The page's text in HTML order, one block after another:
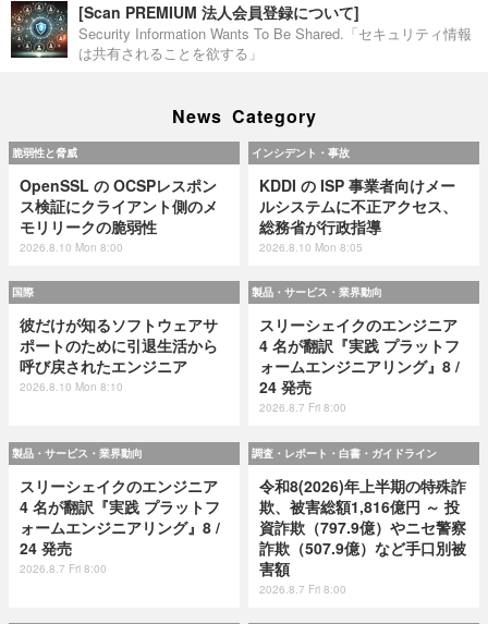
[Scan PREMIUM 法人会員登録について]
Security Information Wants To Be Shared.「セキュリティ情報
は共有されることを欲する」
News Category
脆弱性と脅威
OpenSSL の OCSPレスポン
ス検証にクライアント側のメ
モリリークの脆弱性
2026.8.10 Mon 8:00
インシデント・事故
KDDI の ISP 事業者向けメー
ルシステムに不正アクセス、
総務省が行政指導
2026.8.10 Mon 8:05
国際
彼だけが知るソフトウェアサ
ポートのために引退生活から
呼び戻されたエンジニア
2026.8.10 Mon 8:10
製品・サービス・業界動向
スリーシェイクのエンジニア
4 名が翻訳『実践 プラットフ
ォームエンジニアリング』8 /
24 発売
2026.8.7 Fri 8:00
製品・サービス・業界動向
スリーシェイクのエンジニア
4 名が翻訳『実践 プラットフ
ォームエンジニアリング』8 /
24 発売
2026.8.7 Fri 8:00
調査・レポート・白書・ガイドライン
令和8(2026)年上半期の特殊詐
欺、被害総額1,816億円 ～ 投
資詐欺（797.9億）やニセ警察
詐欺（507.9億）など手口別被
害額
2026.8.7 Fri 8:00